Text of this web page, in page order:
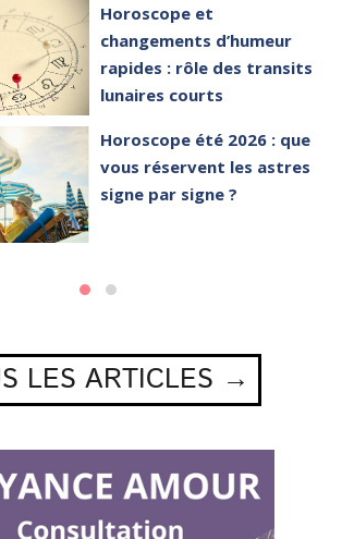
Horoscope et
changements d’humeur
rapides : rôle des transits
lunaires courts
Horoscope été 2026 : que
vous réservent les astres
signe par signe ?
LES ARTICLES →